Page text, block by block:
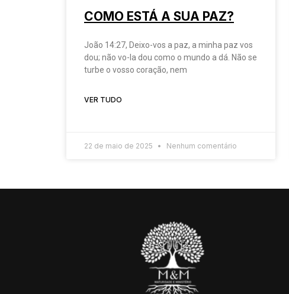
COMO ESTÁ A SUA PAZ?
João 14:27, Deixo-vos a paz, a minha paz vos
dou; não vo-la dou como o mundo a dá. Não se
turbe o vosso coração, nem
VER TUDO
22 de maio de 2025 Nenhum comentário